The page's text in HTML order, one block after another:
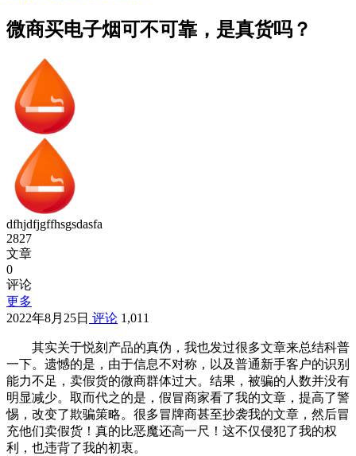
微商买电子烟可不可靠，是真货吗？
dfhjdfjgffhsgsdasfa
2827
文章
0
评论
更多
2022年8月25日 评论 1,011
其实关于悦刻产品的真伪，我也发过很多文章来总结科普
一下。遗憾的是，由于信息不对称，以及普通新手客户的识别
能力不足，卖假货的微商群体过大。结果，被骗的人数并没有
明显减少。取而代之的是，假冒商家看了我的文章，提高了警
惕，改变了欺骗策略。很多冒牌商甚至抄袭我的文章，然后冒
充他们卖假货！真的比恶魔还高一尺！这不仅侵犯了我的权
利，也违背了我的初衷。